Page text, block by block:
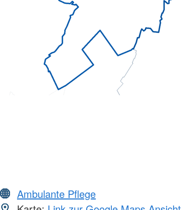
Ambulante Pflege